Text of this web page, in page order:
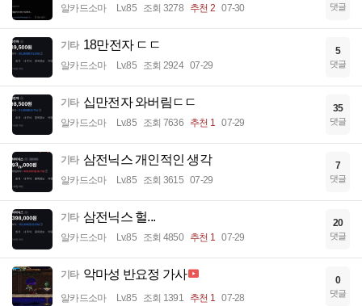
알카드소마 Lv.85 조회 3278 추천 2 07-30 댓글
기타 18만전자 ㄷㄷ
알카드소마 Lv.85 조회 2924 07-29
5
댓글
기타 십만전자 와버림ㄷㄷ
알카드소마 Lv.85 조회 7636 추천 1 07-29
35
댓글
기타 삼전닉스 개인적인 생각
알카드소마 Lv.85 조회 3615 07-29
7
댓글
기타 삼전닉스 헐...
알카드소마 Lv.85 조회 4850 추천 1 07-29
20
댓글
기타 악마성 반요정 가사
알카드소마 Lv.85 조회 1391 추천 1 07-28
0
댓글